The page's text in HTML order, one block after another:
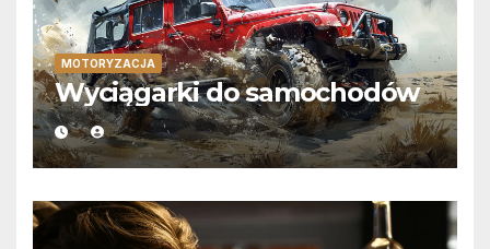
MOTORYZACJA
Wyciągarki do samochodów